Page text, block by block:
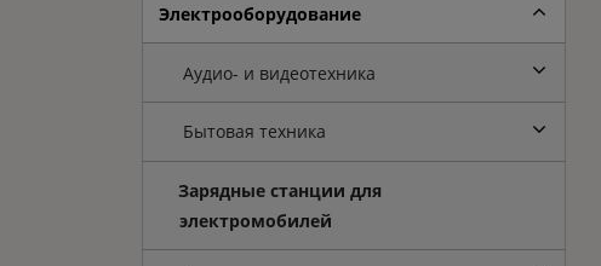
Электрооборудование
Аудио- и видеотехника
Бытовая техника
Зарядные станции для
электромобилей